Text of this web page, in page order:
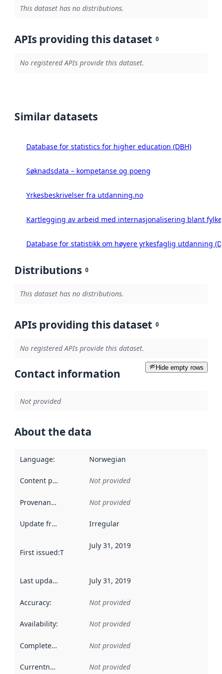
This dataset has no distributions.
APIs providing this dataset 0
No registered APIs provide this dataset.
Similar datasets
Database for statistics for higher education (DBH)
Søknadsdata – kompetanse og poeng
Yrkesbeskrivelser fra utdanning.no
Kartlegging av arbeid med internasjonalisering blant
Database for statistikk om høyere yrkesfaglig utdanning
Distributions 0
This dataset has no distributions.
APIs providing this dataset 0
No registered APIs provide this dataset.
Hide empty rows
Contact information
Not provided
About the data
Language: Norwegian
Content providers Not provided
Provenance Not provided
Update frequency Irregular
First issued:This date indicates when the data in this
July 31, 2019
Last updated July 31, 2019
Accuracy: Not provided
Availability: Not provided
Completeness Not provided
Currentness Not provided